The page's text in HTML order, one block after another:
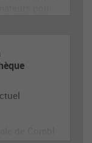
des
d'enfants